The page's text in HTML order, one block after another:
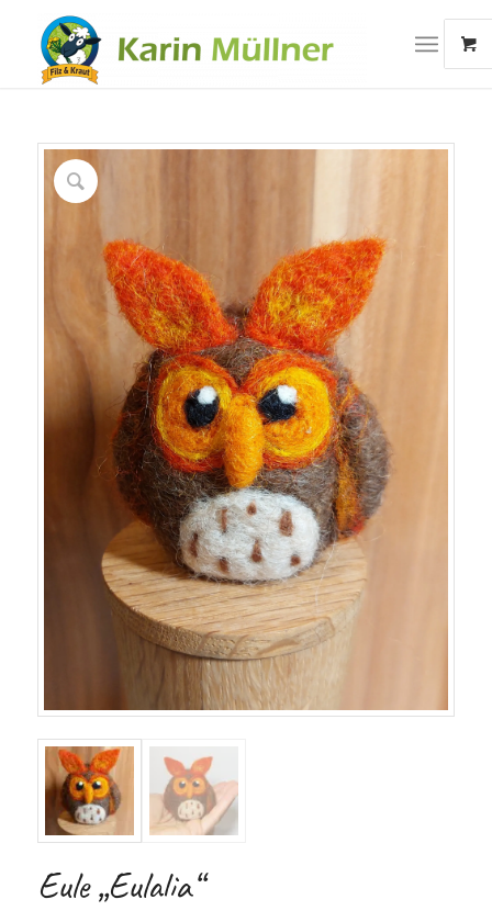
Eule „Eulalia“